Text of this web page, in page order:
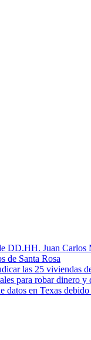
DD.HH. Juan Carlos
de Santa Rosa
las 25 viviendas
para robar dinero y
en Texas